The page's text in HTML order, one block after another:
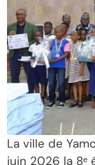
La ville de
juin 2026 la 8ᵉ